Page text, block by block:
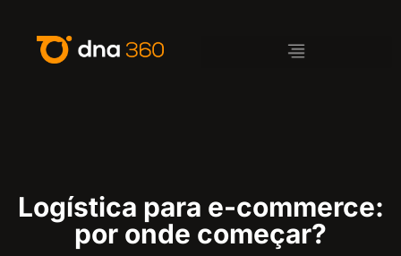
Logística para e-commerce:
por onde começar?